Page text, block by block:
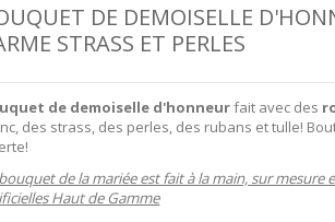
DE DEMOISELLE
STRASS ET PERLES
de demoiselle d'honneurfait avec des
des strass, des perles, des rubans et tulle!
de la mariée est fait à la main, sur mesure
Haut de Gamme